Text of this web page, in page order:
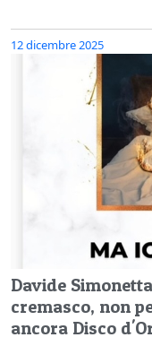
12 dicembre 2025
Davide
cremasco, non
ancora Disco